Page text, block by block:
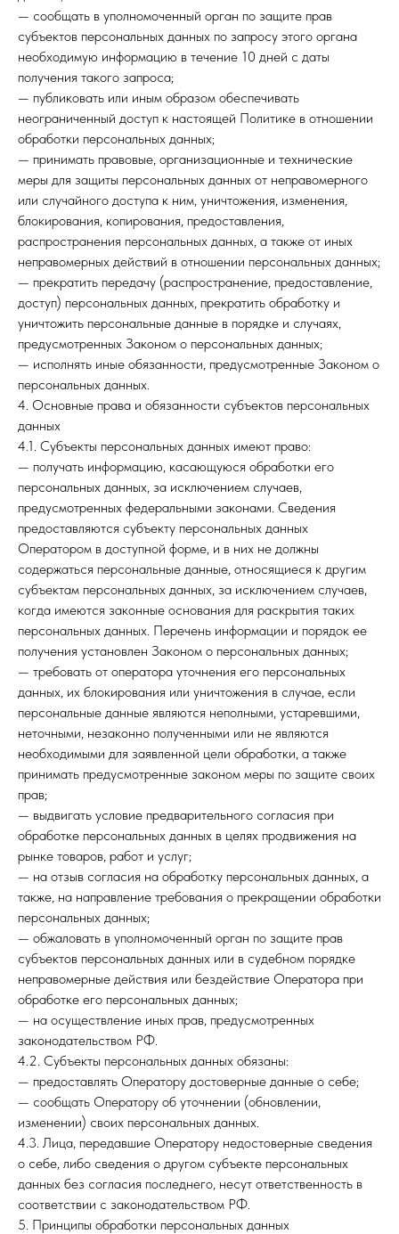
— сообщать в уполномоченный орган по защите прав
субъектов персональных данных по запросу этого органа
необходимую информацию в течение 10 дней с даты
получения такого запроса;
— публиковать или иным образом обеспечивать
неограниченный доступ к настоящей Политике в отношении
обработки персональных данных;
— принимать правовые, организационные и технические
меры для защиты персональных данных от неправомерного
или случайного доступа к ним, уничтожения, изменения,
блокирования, копирования, предоставления,
распространения персональных данных, а также от иных
неправомерных действий в отношении персональных данных;
— прекратить передачу (распространение, предоставление,
доступ) персональных данных, прекратить обработку и
уничтожить персональные данные в порядке и случаях,
предусмотренных Законом о персональных данных;
— исполнять иные обязанности, предусмотренные Законом о
персональных данных.
4. Основные права и обязанности субъектов персональных
данных
4.1. Субъекты персональных данных имеют право:
— получать информацию, касающуюся обработки его
персональных данных, за исключением случаев,
предусмотренных федеральными законами. Сведения
предоставляются субъекту персональных данных
Оператором в доступной форме, и в них не должны
содержаться персональные данные, относящиеся к другим
субъектам персональных данных, за исключением случаев,
когда имеются законные основания для раскрытия таких
персональных данных. Перечень информации и порядок ее
получения установлен Законом о персональных данных;
— требовать от оператора уточнения его персональных
данных, их блокирования или уничтожения в случае, если
персональные данные являются неполными, устаревшими,
неточными, незаконно полученными или не являются
необходимыми для заявленной цели обработки, а также
принимать предусмотренные законом меры по защите своих
прав;
— выдвигать условие предварительного согласия при
обработке персональных данных в целях продвижения на
рынке товаров, работ и услуг;
— на отзыв согласия на обработку персональных данных, а
также, на направление требования о прекращении обработки
персональных данных;
— обжаловать в уполномоченный орган по защите прав
субъектов персональных данных или в судебном порядке
неправомерные действия или бездействие Оператора при
обработке его персональных данных;
— на осуществление иных прав, предусмотренных
законодательством РФ.
4.2. Субъекты персональных данных обязаны:
— предоставлять Оператору достоверные данные о себе;
— сообщать Оператору об уточнении (обновлении,
изменении) своих персональных данных.
4.3. Лица, передавшие Оператору недостоверные сведения
о себе, либо сведения о другом субъекте персональных
данных без согласия последнего, несут ответственность в
соответствии с законодательством РФ.
5. Принципы обработки персональных данных